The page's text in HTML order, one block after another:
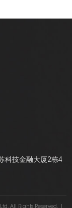
科技金融大厦2栋4